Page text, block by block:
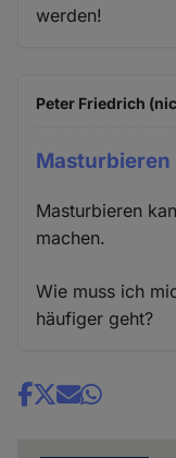
werden!
Peter Friedrich
Masturbieren
machen.
Wie muss ich
häufiger geht?
Share